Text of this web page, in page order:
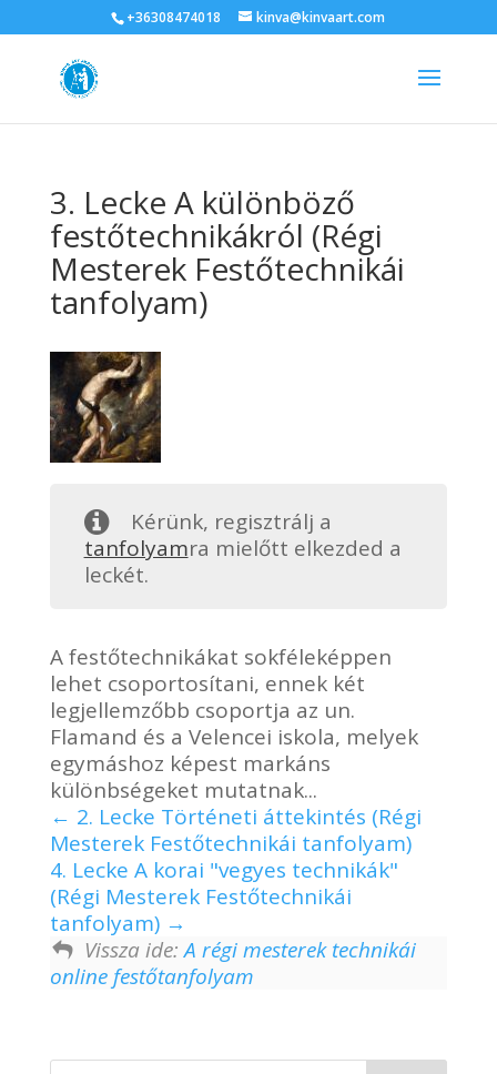
+36308474018 kinva@kinvaart.com
3. Lecke A különböző
festőtechnikákról (Régi
Mesterek Festőtechnikái
tanfolyam)
Kérünk, regisztrálj a
tanfolyamra mielőtt elkezded a
leckét.
A festőtechnikákat sokféleképpen
lehet csoportosítani, ennek két
legjellemzőbb csoportja az un.
Flamand és a Velencei iskola, melyek
egymáshoz képest markáns
különbségeket mutatnak...
2. Lecke Történeti áttekintés (Régi
Mesterek Festőtechnikái tanfolyam)
4. Lecke A korai "vegyes technikák"
(Régi Mesterek Festőtechnikái
tanfolyam)
Vissza ide:A régi mesterek technikái
online festőtanfolyam